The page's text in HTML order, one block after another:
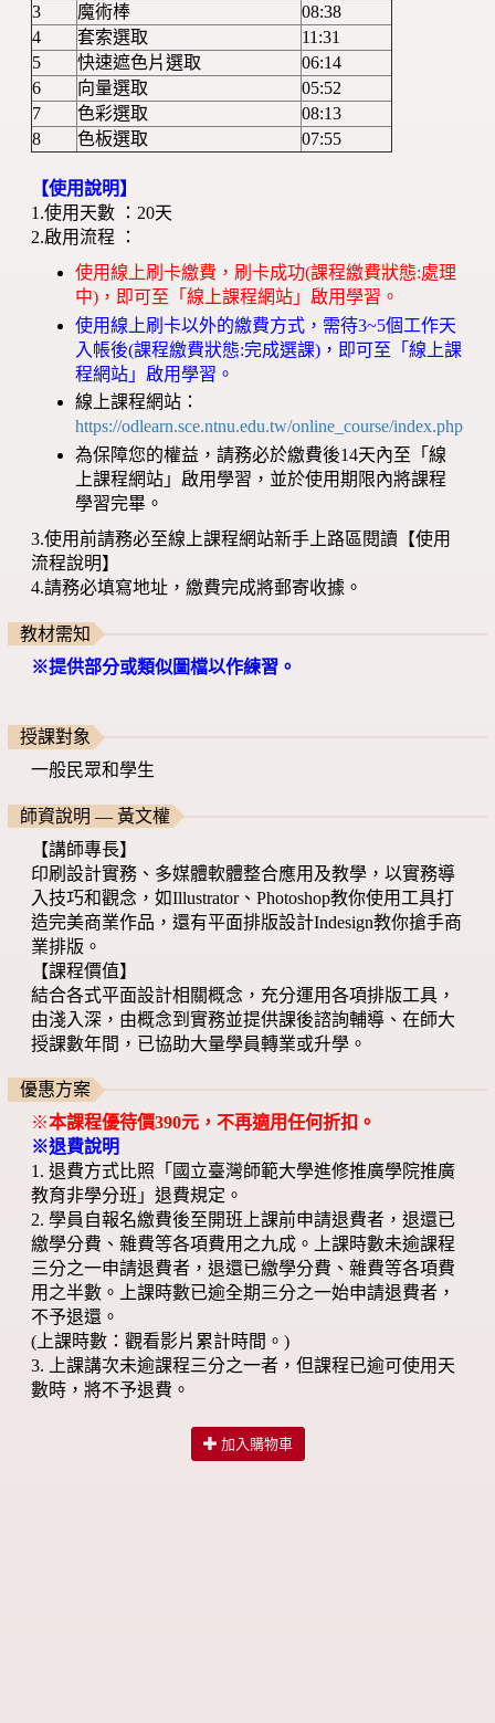
3
魔術棒
08:38
4
套索選取
11:31
5
快速遮色片選取
06:14
6
向量選取
05:52
7
色彩選取
08:13
8
色板選取 07:55
【使用說明】
1.使用天數 ：20天
2.啟用流程 ：
使用線上刷卡繳費，刷卡成功(課程繳費狀態:處理
中)，即可至「線上課程網站」啟用學習。
使用線上刷卡以外的繳費方式，需待3~5個工作天
入帳後(課程繳費狀態:完成選課)，即可至「線上課
程網站」啟用學習。
線上課程網站：
https://odlearn.sce.ntnu.edu.tw/online_course/index.php
為保障您的權益，請務必於繳費後14天內至「線
上課程網站」啟用學習，並於使用期限內將課程
學習完畢。
3.使用前請務必至線上課程網站新手上路區閱讀【使用
流程說明】
4.請務必填寫地址，繳費完成將郵寄收據。
教材需知
※提供部分或類似圖檔以作練習。
授課對象
一般民眾和學生
師資說明 — 黃文權
【講師專長】
印刷設計實務、多媒體軟體整合應用及教學，以實務導
入技巧和觀念，如Illustrator、Photoshop教你使用工具打
造完美商業作品，還有平面排版設計Indesign教你搶手商
業排版。
【課程價值】
結合各式平面設計相關概念，充分運用各項排版工具，
由淺入深，由概念到實務並提供課後諮詢輔導、在師大
授課數年間，已協助大量學員轉業或升學。
優惠方案
※本課程優待價390元，不再適用任何折扣。
※退費說明
1. 退費方式比照「國立臺灣師範大學進修推廣學院推廣
教育非學分班」退費規定。
2. 學員自報名繳費後至開班上課前申請退費者，退還已
繳學分費、雜費等各項費用之九成。上課時數未逾課程
三分之一申請退費者，退還已繳學分費、雜費等各項費
用之半數。上課時數已逾全期三分之一始申請退費者，
不予退還。
(上課時數：觀看影片累計時間。)
3. 上課講次未逾課程三分之一者，但課程已逾可使用天
數時，將不予退費。
加入購物車